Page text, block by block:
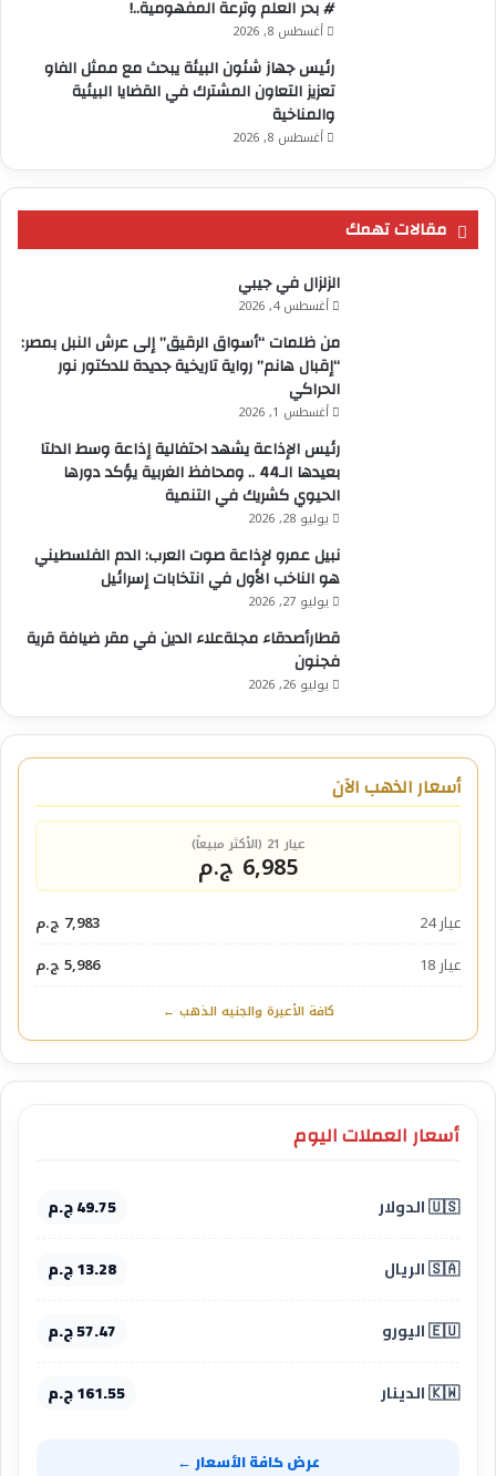
# بحر العلم وترعة المفهومية..!
أغسطس 8, 2026
رئيس جهاز شئون البيئة يبحث مع ممثل الفاو
تعزيز التعاون المشترك في القضايا البيئية
والمناخية
أغسطس 8, 2026
مقالات تهمك
الزلزال في جيبي
أغسطس 4, 2026
من ظلمات “أسواق الرقيق” إلى عرش النبل بمصر:
“إقبال هانم” رواية تاريخية جديدة للدكتور نور
الحراكي
أغسطس 1, 2026
رئيس الإذاعة يشهد احتفالية إذاعة وسط الدلتا
بعيدها الـ44 .. ومحافظ الغربية يؤكد دورها
الحيوي كشريك في التنمية
يوليو 28, 2026
نبيل عمرو لإذاعة صوت العرب: الدم الفلسطيني
هو الناخب الأول في انتخابات إسرائيل
يوليو 27, 2026
قطارأصدقاء مجلةعلاء الدين في مقر ضيافة قرية
فجنون
يوليو 26, 2026
أسعار الذهب الآن
عيار 21 (الأكثر مبيعاً)
6,985 ج.م
عيار 24
7,983 ج.م
عيار 18
5,986 ج.م
كافة الأعيرة والجنيه الذهب ←
أسعار العملات اليوم
🇺🇸 الدولار 49.75 ج.م
🇸🇦 الريال 13.28 ج.م
🇪🇺 اليورو 57.47 ج.م
🇰🇼 الدينار 161.55 ج.م
عرض كافة الأسعار ←